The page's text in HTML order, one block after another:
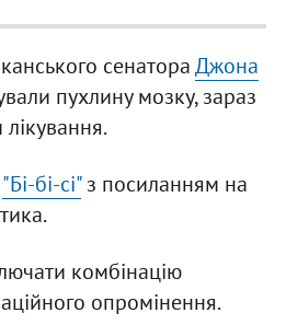
сенатораДжона
пухлину мозку, зараз
лікування.
"Бі-бі-сі"з посиланням на
комбінацію
опромінення.